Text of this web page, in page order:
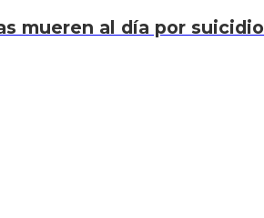
mueren al día por suicidio